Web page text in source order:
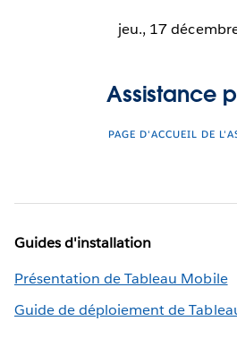
jeu., 17
Assistance
PAGE D'ACCUEIL DE
Guides d'installation
Présentation de Tableau Mobile
Guide de déploiement de